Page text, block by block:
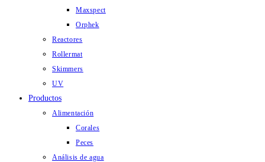
Maxspect
Orphek
Reactores
Rollermat
Skimmers
UV
Productos
Alimentación
Corales
Peces
Análisis de agua